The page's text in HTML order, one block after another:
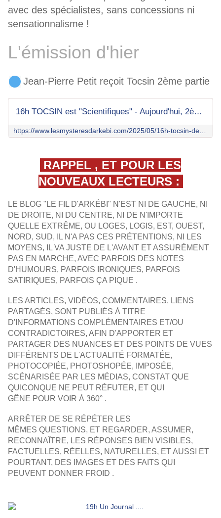
avec des spécialistes, sans concessions ni
sensationnalisme !
L'émission d'hier
Jean-Pierre Petit reçoit Tocsin 2ème partie
16h TOCSIN est "Scientifiques" - Aujourd'hui, 2ème partie avec Jean-Pierre Petit : Ce modèle Janus qui embarrasse les astrophysiciens - Le fil d'Arkébi
RAPPEL , ET POUR LES
NOUVEAUX LECTEURS :
LE BLOG "LE FIL D'ARKÉBI" N'EST NI DE GAUCHE, NI
DE DROITE, NI DU CENTRE, NI DE N'IMPORTE
QUELLE EXTRÊME, OU LOGES, LOGIS, EST, OUEST,
NORD, SUD, IL N'A PAS CES PRÉTENTIONS, NI LES
MOYENS, IL VA JUSTE DE L'AVANT ET ASSURÉMENT
PAS EN MARCHE, AVEC PARFOIS DES NOTES
D'HUMOURS, PARFOIS IRONIQUES, PARFOIS
SATIRIQUES, PARFOIS ÇA PIQUE .
LES ARTICLES, VIDÉOS, COMMENTAIRES, LIENS
PARTAGÉS, SONT PUBLIÉS À TITRE
D'INFORMATIONS COMPLÉMENTAIRES ET/OU
CONTRADICTOIRES, AFIN D'APPORTER ET
PARTAGER DES NUANCES ET DES POINTS DE VUES
DIFFÉRENTS DE L'ACTUALITÉ FORMATÉE,
PHOTOCOPIÉE, PHOTOSHOPÉE, IMPOSÉE,
SCÉNARISÉE PAR LES MÉDIAS, CONSTAT QUE
QUICONQUE NE PEUT RÉFUTER, ET QUI
GÊNE POUR VOIR À 360° .
ARRÊTER DE SE RÉPÉTER LES
MÊMES QUESTIONS, ET REGARDER, ASSUMER,
RECONNAÎTRE, LES RÉPONSES BIEN VISIBLES,
FACTUELLES, RÉELLES, NATURELLES, ET AUSSI
ET
POURTANT, DES IMAGES ET DES FAITS QUI
PEUVENT DONNER FROID .